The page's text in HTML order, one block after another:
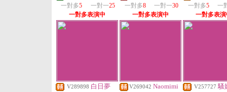
一對多5 一對一25
一對多表演中
一對多8 一對一30
一對多表演中
一對多5
一
一對多表
V289898 白日夢 V269042 Naomimi V257727 騷